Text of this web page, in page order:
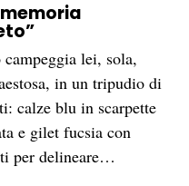
lei, sola,
in un tripudio di
calze blu in scarpette
e gilet fucsia con
per delineare…